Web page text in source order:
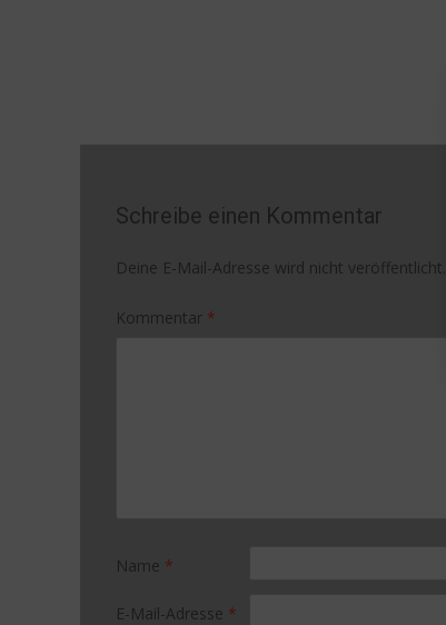
Schreibe einen Kommentar
Deine E-Mail-Adresse wird nicht veröffentlicht.
Kommentar *
Name *
E-Mail-Adresse *